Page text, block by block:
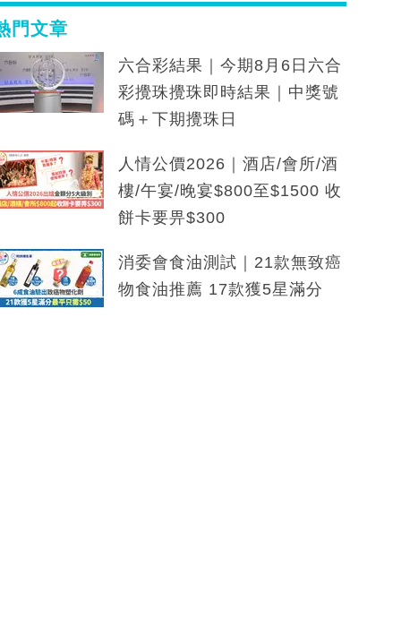
門文章
六合彩結果｜今期8月6日六合
彩攪珠攪珠即時結果｜中獎號
碼＋下期攪珠日
人情公價2026｜酒店/會所/酒
樓/午宴/晚宴$800至$1500 收
餅卡要畀$300
消委會食油測試｜21款無致癌
物食油推薦 17款獲5星滿分